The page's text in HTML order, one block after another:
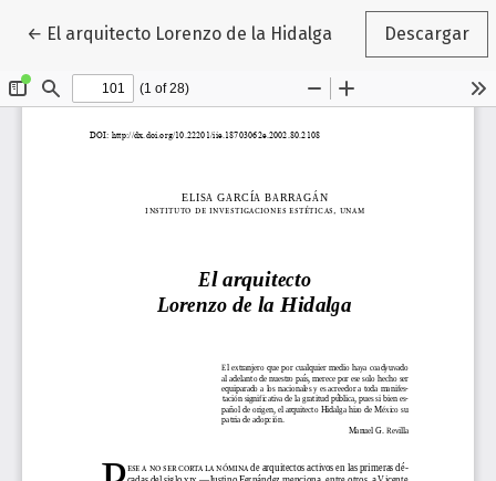
← Volver a los detalles del artículo
El arquitecto Lorenzo de la Hidalga Descargar